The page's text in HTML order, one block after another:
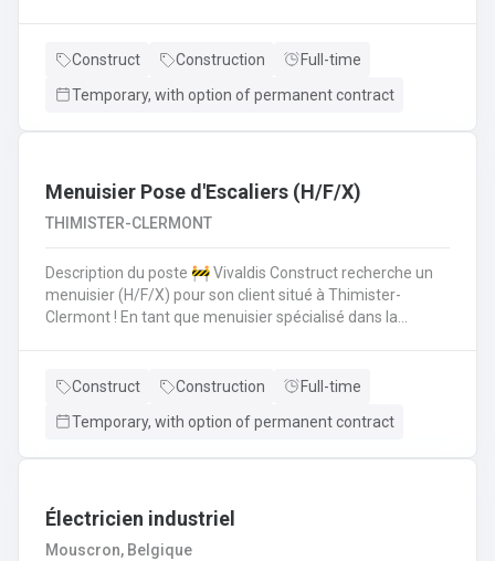
vous épanouir dans une mission pour du long terme?
Construct Construction
Full-time
Temporary, with option of permanent contract
Menuisier Pose d'Escaliers (H/F/X)
THIMISTER-CLERMONT
Description du poste 🚧 Vivaldis Construct recherche un
menuisier (H/F/X) pour son client situé à Thimister-
Clermont ! En tant que menuisier spécialisé dans la
escaliers dans divers types de bâtimentsAssurer un
équipe de trois ouvriers 💪 Avantages de la CP124 ✍️ Un
Construct Construction
Full-time
Temporary, with option of permanent contract
Électricien industriel
Mouscron, Belgique